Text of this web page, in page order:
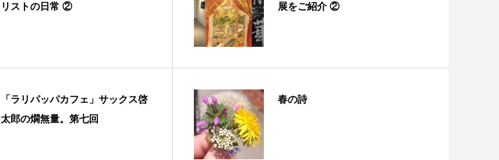
リストの日常 ②
展をご紹介 ②
「ラリパッパカフェ」サックス啓
太郎の燗無量。第七回
春の詩